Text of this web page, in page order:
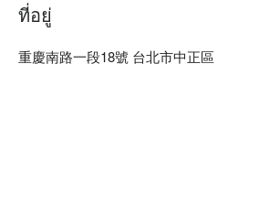
ที่อยู่
重慶南路一段18號 台北市中正區